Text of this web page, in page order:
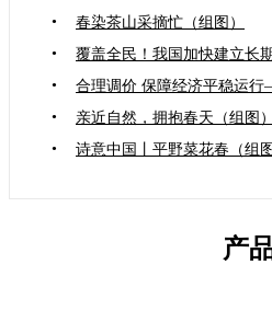
•
春染茶山采摘忙（组图）
•
覆盖全民！我国加快建立长
•
合理调价 保障经济平稳运
•
亲近自然，拥抱春天（组图）
•
诗意中国丨平野菜花春（组图
产